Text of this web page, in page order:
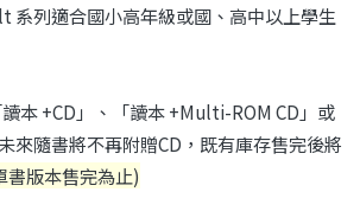
系列適合國小高年級或國、高中以上學生
本 +CD」、「讀本 +Multi-ROM CD」或
來隨書將不再附贈CD，既有庫存售完後將
書版本售完為止)